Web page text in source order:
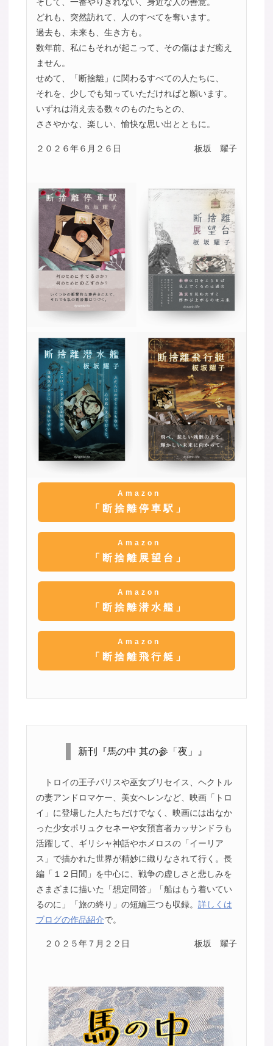
そして、一番やりきれない、身近な人の善意。
どれも、突然訪れて、人のすべてを奪います。
過去も、未来も、生き方も。
数年前、私にもそれが起こって、その傷はまだ癒え
ません。
せめて、「断捨離」に関わるすべての人たちに、
それを、少しでも知っていただければと願います。
いずれは消え去る数々のものたちとの、
ささやかな、楽しい、愉快な思い出とともに。
２０２６年６月２６日 板坂 耀子
Amazon
「断捨離停車駅」
Amazon
「断捨離展望台」
Amazon
「断捨離潜水艦」
Amazon
「断捨離飛行艇」
新刊『馬の中 其の参「夜」』
トロイの王子パリスや巫女ブリセイス、ヘクトル
の妻アンドロマケー、美女ヘレンなど、映画「トロ
イ」に登場した人たちだけでなく、映画には出なか
った少女ポリュクセネーや女預言者カッサンドラも
活躍して、ギリシャ神話やホメロスの「イーリア
ス」で描かれた世界が精妙に織りなされて行く。長
編「１２日間」を中心に、戦争の虚しさと悲しみを
さまざまに描いた「想定問答」「船はもう着いてい
るのに」「旅の終り」の短編三つも収録。 詳しくは
ブログの作品紹介で。
２０２５年７月２２日 板坂 耀子